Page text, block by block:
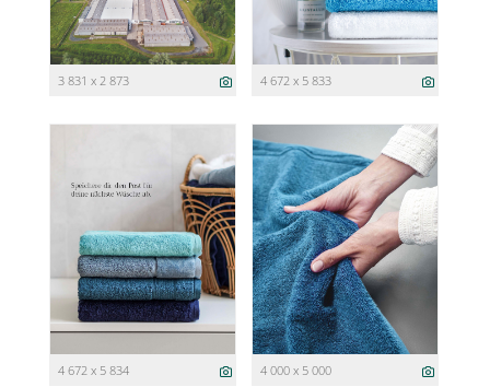
3 831 x 2 873 4 672 x 5 833
4 672 x 5 834 4 000 x 5 000